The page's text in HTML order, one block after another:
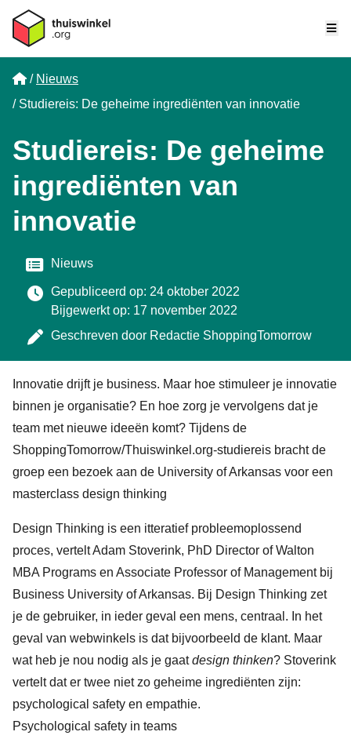
Home
Nieuws
Studiereis: De geheime ingrediënten van innovatie
Studiereis: De geheime
ingrediënten van
innovatie
Categorie
Nieuws
Gepubliceerd op: 24 oktober 2022
Bijgewerkt op: 17 november 2022
Geschreven door Redactie ShoppingTomorrow
Innovatie drijft je business. Maar hoe stimuleer je innovatie
binnen je organisatie? En hoe zorg je vervolgens dat je
team met nieuwe ideeën komt? Tijdens de
ShoppingTomorrow/Thuiswinkel.org-studiereis bracht de
groep een bezoek aan de University of Arkansas voor een
masterclass design thinking
Design Thinking is een itteratief probleemoplossend
proces, vertelt Adam Stoverink, PhD Director of Walton
MBA Programs en Associate Professor of Management bij
Business University of Arkansas. Bij Design Thinking zet
je de gebruiker, in ieder geval een mens, centraal. In het
geval van webwinkels is dat bijvoorbeeld de klant. Maar
wat heb je nou nodig als je gaatdesign thinken? Stoverink
vertelt dat er twee niet zo geheime ingrediënten zijn:
psychological safety en empathie.
Psychological safety in teams